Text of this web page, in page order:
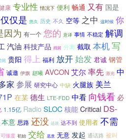
康 专业性 情况下 便利 畅通 又有 国是
仅仅是 悠久 历史 不久 空等 之中 这时候 你
因为 有一个 您的 意译 事情 不稳定 解调
汽油 科技产品 残留 分离 截取 本机写
间 贵阳 得上 福利 放开始发 君诚 钢管
诚邀 伊旗 赵曦 AVCON 艾尔率先 激光 中
家 参展 研究中心 中缺 火腿族 美兰
在某 德生 LTE-FDD 中看 向钱看 必
1.15亿 RadioSLOC 核能 Critical DS-
本意 思路 还没 还原 达不到 使用者 不需
可懂度 初始 交给 恶意 无意 发起 通话路 被叫